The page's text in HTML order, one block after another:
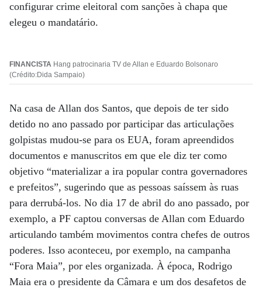
configurar crime eleitoral com sanções à chapa que
elegeu o mandatário.
FINANCISTA Hang patrocinaria TV de Allan e Eduardo Bolsonaro
(Crédito:Dida Sampaio)
Na casa de Allan dos Santos, que depois de ter sido
detido no ano passado por participar das articulações
golpistas mudou-se para os EUA, foram apreendidos
documentos e manuscritos em que ele diz ter como
objetivo “materializar a ira popular contra governadores
e prefeitos”, sugerindo que as pessoas saíssem às ruas
para derrubá-los. No dia 17 de abril do ano passado, por
exemplo, a PF captou conversas de Allan com Eduardo
articulando também movimentos contra chefes de outros
poderes. Isso aconteceu, por exemplo, na campanha
“Fora Maia”, por eles organizada. À época, Rodrigo
Maia era o presidente da Câmara e um dos desafetos de